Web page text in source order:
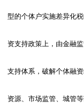
型的个体户实施差异化
资支持政策上，由金融
支持体系，破解个体融
资源、市场监管、城管